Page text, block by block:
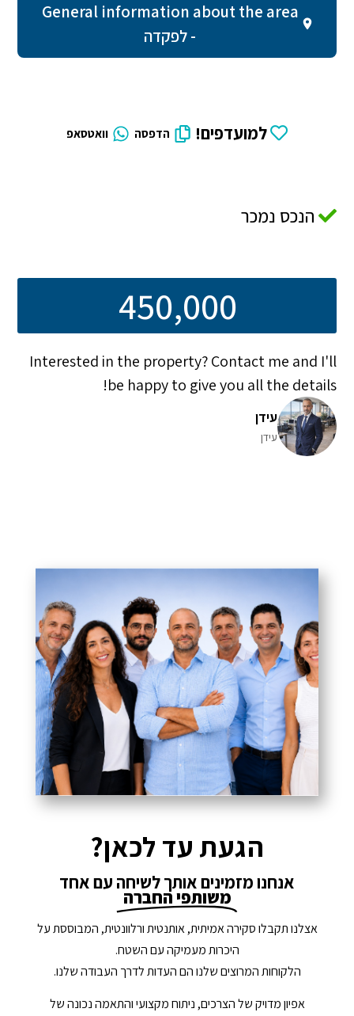
General information about the area
- לפקדה
למועדפים! הדפסה וואטסאפ
הנכס נמכר
450,000
Interested in the property? Contact me and I'll
be happy to give you all the details!
עידן
עידן
הגעת עד לכאן?
אנחנו מזמינים אותך לשיחה עם אחד
משותפי החברה
אצלנו תקבלו סקירה אמיתית, אותנטית ורלוונטית, המבוססת על
היכרות מעמיקה עם השטח.
הלקוחות המרוצים שלנו הם העדות לדרך העבודה שלנו.
אפיון מדויק של הצרכים, ניתוח מקצועי והתאמה נכונה של